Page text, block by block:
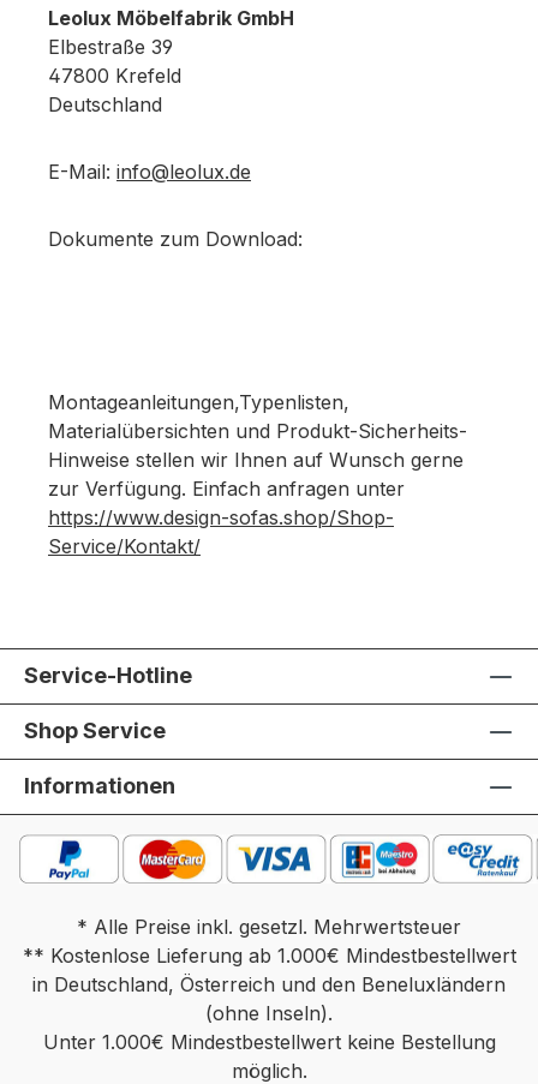
Leolux Möbelfabrik GmbH
Elbestraße 39
47800 Krefeld
Deutschland
E-Mail: info@leolux.de
Dokumente zum Download:
Montageanleitungen,Typenlisten,
Materialübersichten und Produkt-Sicherheits-
Hinweise stellen wir Ihnen auf Wunsch gerne
zur Verfügung. Einfach anfragen unter
https://www.design-sofas.shop/Shop-
Service/Kontakt/
Service-Hotline
Shop Service
Informationen
* Alle Preise inkl. gesetzl. Mehrwertsteuer
** Kostenlose Lieferung ab 1.000€ Mindestbestellwert
in Deutschland, Österreich und den Beneluxländern
(ohne Inseln).
Unter 1.000€ Mindestbestellwert keine Bestellung
möglich.